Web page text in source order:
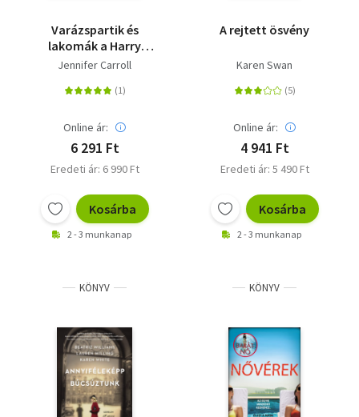
Varázspartik és
lakomák a Harry
Potter-filmekből
Jennifer Carroll
Online ár:
6 291 Ft
Eredeti ár: 6 990 Ft
Kosárba
2 - 3 munkanap
A rejtett ösvény
Karen Swan
Online ár:
4 941 Ft
Eredeti ár: 5 490 Ft
Kosárba
2 - 3 munkanap
KÖNYV KÖNYV